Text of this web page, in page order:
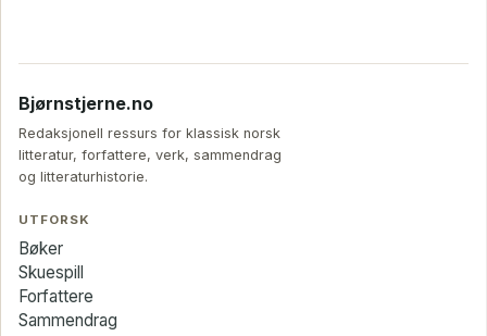
Bjørnstjerne.no
Redaksjonell ressurs for klassisk norsk
litteratur, forfattere, verk, sammendrag
og litteraturhistorie.
UTFORSK
Bøker
Skuespill
Forfattere
Sammendrag